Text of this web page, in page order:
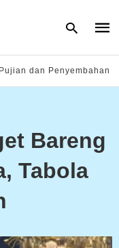
and
Pujian dan Penyembahan
Bareng
Tabola